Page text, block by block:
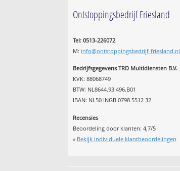
Ontstoppingsbedrijf Friesland
Tel: 0513-226072
M: info@ontstoppingsbedrijf-friesland.nl
Bedrijfsgegevens TRD Multidiensten B.V.
KVK: 88068749
BTW: NL8644.93.496.B01
IBAN: NL50 INGB 0798 5512 32
Recensies
Beoordeling door klanten:4,7/5
» Bekijk individuele klantbeoordelingen